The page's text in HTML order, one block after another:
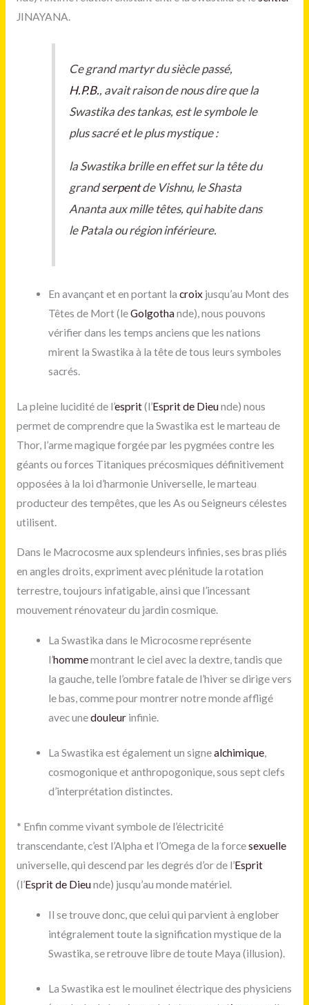
JINAYANA.
Ce grand martyr du siècle passé,
H.P.B., avait raison de nous dire que la
Swastika des tankas, est le symbole le
plus sacré et le plus mystique :
la Swastika brille en effet sur la tête du
grandserpentde Vishnu, le Shasta
Ananta aux mille têtes, qui habite dans
le Patala ou région inférieure.
En avançant et en portant lacroix jusqu’au Mont des
Têtes de Mort (leGolgothande), nous pouvons
vérifier dans les temps anciens que les nations
mirent la Swastika à la tête de tous leurs symboles
sacrés.
La pleine lucidité de l’esprit(l’Esprit de Dieunde) nous
permet de comprendre que la Swastika est le marteau de
Thor, l’arme magique forgée par les pygmées contre les
géants ou forces Titaniques précosmiques définitivement
opposées à la loi d’harmonie Universelle, le marteau
producteur des tempêtes, que les As ou Seigneurs célestes
utilisent.
Dans le Macrocosme aux splendeurs infinies, ses bras pliés
en angles droits, expriment avec plénitude la rotation
terrestre, toujours infatigable, ainsi que l’incessant
mouvement rénovateur du jardin cosmique.
La Swastika dans le Microcosme représente
l’hommemontrant le ciel avec la dextre, tandis que
la gauche, telle l’ombre fatale de l’hiver se dirige vers
le bas, comme pour montrer notre monde affligé
avec unedouleur infinie.
La Swastika est également un signealchimique,
cosmogonique et anthropogonique, sous sept clefs
d’interprétation distinctes.
* Enfin comme vivant symbole de l’électricité
transcendante, c’est l’Alpha et l’Omega de la forcesexuelle
universelle, qui descend par les degrés d’or de l’Esprit
(l’Esprit de Dieunde) jusqu’au monde matériel.
Il se trouve donc, que celui qui parvient à englober
intégralement toute la signification mystique de la
Swastika, se retrouve libre de toute Maya (illusion).
La Swastika est le moulinet électrique des physiciens